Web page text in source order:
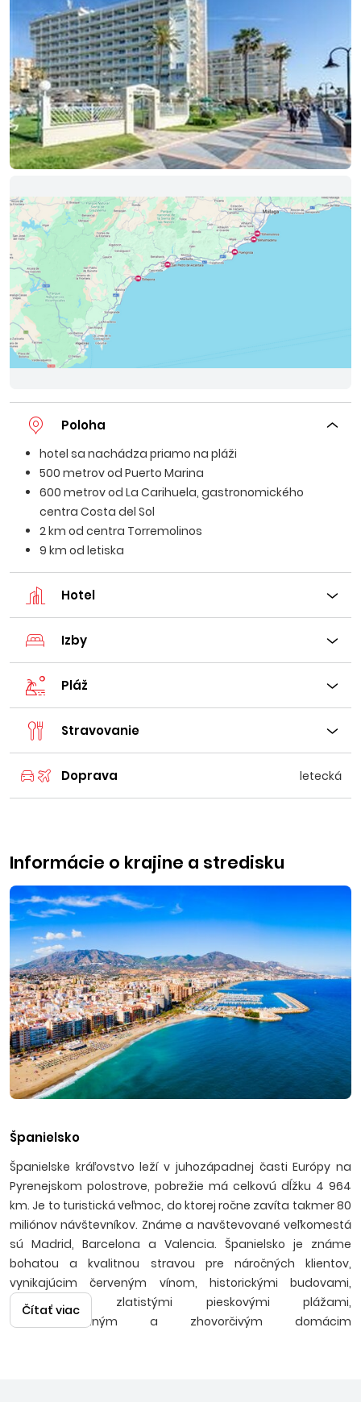
Poloha
hotel sa nachádza priamo na pláži
500 metrov od Puerto Marina
600 metrov od La Carihuela, gastronomického
centra Costa del Sol
2 km od centra Torremolinos
9 km od letiska
Hotel
Izby
Pláž
Stravovanie
Doprava letecká
Informácie o krajine a stredisku
Španielsko
Španielske kráľovstvo leží v juhozápadnej časti Európy na
Pyrenejskom polostrove, pobrežie má celkovú dĺžku 4 964
km. Je to turistická veľmoc, do ktorej ročne zavíta takmer 80
miliónov návštevníkov. Známe a navštevované veľkomestá
sú Madrid, Barcelona a Valencia. Španielsko je známe
bohatou a kvalitnou stravou pre náročných klientov,
vynikajúcim červeným vínom, historickými budovami,
pamiatkami, zlatistými pieskovými plážami,
temperamentným a zhovorčivým domácim
Čítať viac